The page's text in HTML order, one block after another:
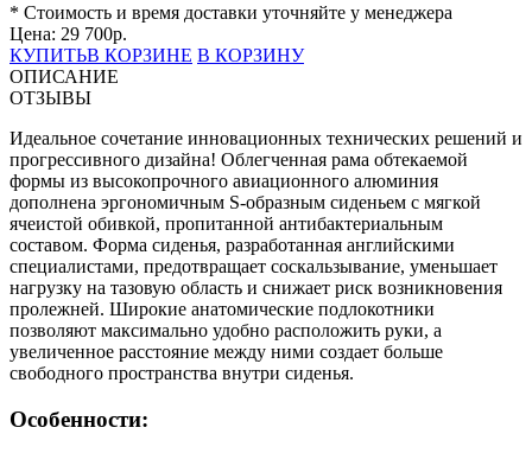
* Стоимость и время доставки уточняйте у менеджера
Цена: 29 700р.
КУПИТЬВ КОРЗИНЕ В КОРЗИНУ
ОПИСАНИЕ
ОТЗЫВЫ
Идеальное сочетание инновационных технических решений и
прогрессивного дизайна! Облегченная рама обтекаемой
формы из высокопрочного авиационного алюминия
дополнена эргономичным S-образным сиденьем с мягкой
ячеистой обивкой, пропитанной антибактериальным
составом. Форма сиденья, разработанная английскими
специалистами, предотвращает соскальзывание, уменьшает
нагрузку на тазовую область и снижает риск возникновения
пролежней. Широкие анатомические подлокотники
позволяют максимально удобно расположить руки, а
увеличенное расстояние между ними создает больше
свободного пространства внутри сиденья.
Особенности: